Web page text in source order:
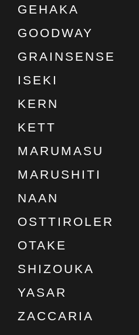
GEHAKA
GOODWAY
GRAINSENSE
ISEKI
KERN
KETT
MARUMASU
MARUSHITI
NAAN
OSTTIROLER
OTAKE
SHIZOUKA
YASAR
ZACCARIA